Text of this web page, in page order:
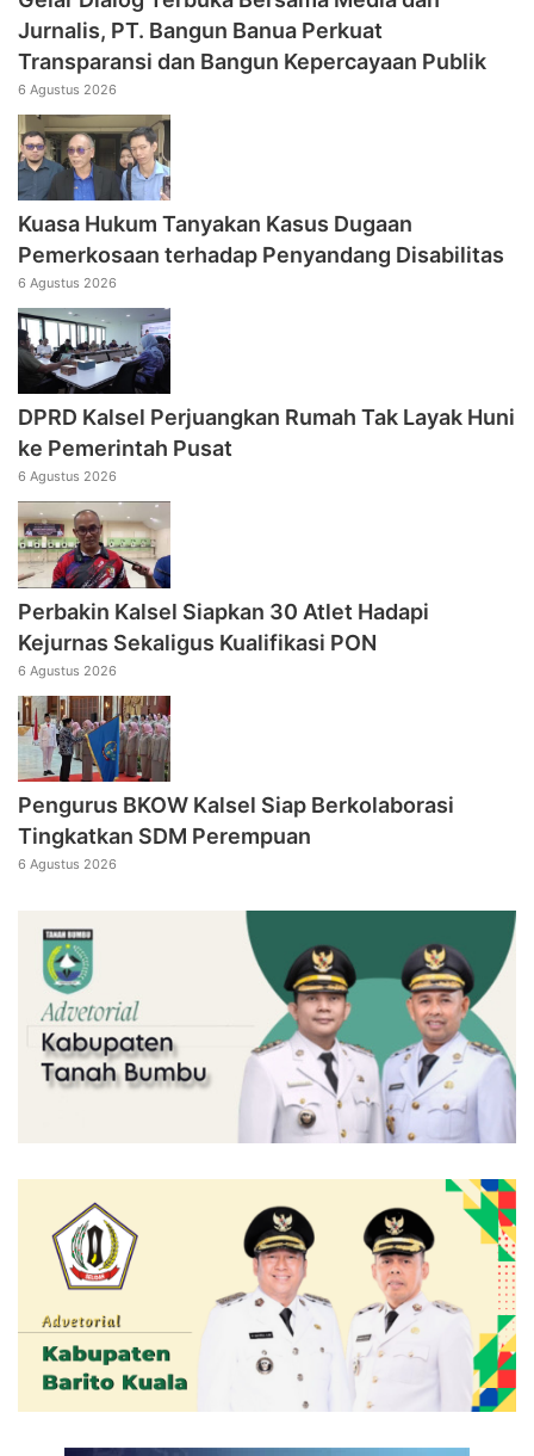
Jurnalis, PT. Bangun Banua Perkuat
Transparansi dan Bangun Kepercayaan Publik
6 Agustus 2026
Kuasa Hukum Tanyakan Kasus Dugaan
Pemerkosaan terhadap Penyandang Disabilitas
6 Agustus 2026
DPRD Kalsel Perjuangkan Rumah Tak Layak Huni
ke Pemerintah Pusat
6 Agustus 2026
Perbakin Kalsel Siapkan 30 Atlet Hadapi
Kejurnas Sekaligus Kualifikasi PON
6 Agustus 2026
Pengurus BKOW Kalsel Siap Berkolaborasi
Tingkatkan SDM Perempuan
6 Agustus 2026